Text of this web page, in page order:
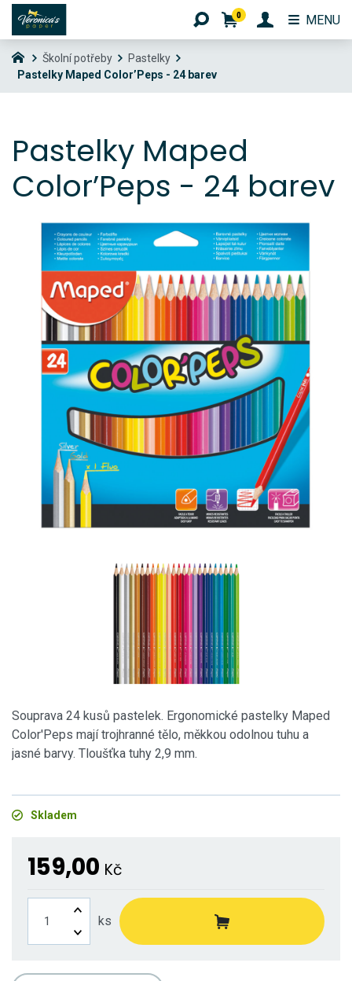
Školní potřeby
Pastelky
Pastelky Maped Color’Peps - 24 barev
Pastelky Maped
Color’Peps - 24 barev
Souprava 24 kusů pastelek. Ergonomické pastelky Maped
Color'Peps mají trojhranné tělo, měkkou odolnou tuhu a
jasné barvy. Tloušťka tuhy 2,9 mm.
Skladem
159,00 Kč
ks
0 MENU